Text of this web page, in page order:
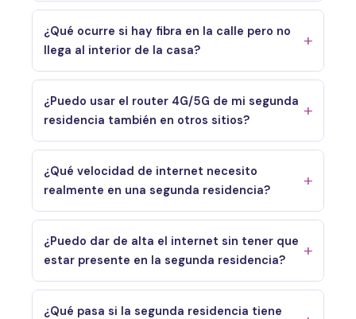
¿Qué ocurre si hay fibra en la calle pero no
llega al interior de la casa?
¿Puedo usar el router 4G/5G de mi segunda
residencia también en otros sitios?
¿Qué velocidad de internet necesito
realmente en una segunda residencia?
¿Puedo dar de alta el internet sin tener que
estar presente en la segunda residencia?
¿Qué pasa si la segunda residencia tiene